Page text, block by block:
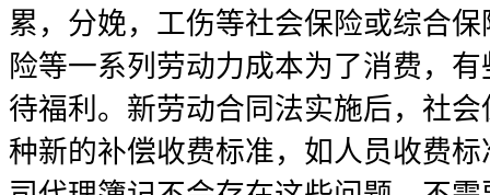
累，分娩，工伤等社会保险或综合
险等一系列劳动力成本为了消费，
待福利。新劳动合同法实施后，社
种新的补偿收费标准，如人员收费